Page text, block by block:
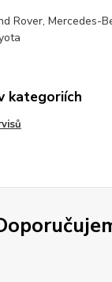
Rover, Mercedes-
kategoriích